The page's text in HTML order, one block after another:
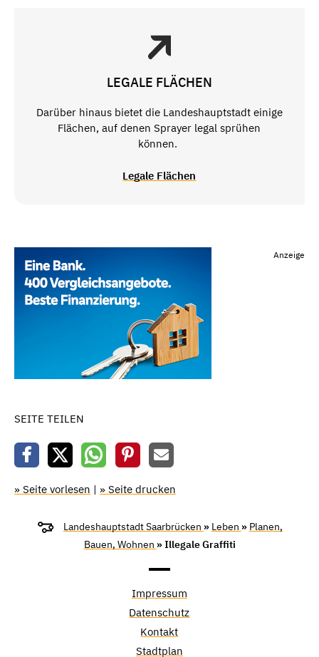
LEGALE FLÄCHEN
Darüber hinaus bietet die Landeshauptstadt einige
Flächen, auf denen Sprayer legal sprühen
können.
Legale Flächen
Anzeige
SEITE TEILEN
» Seite vorlesen | » Seite drucken
Landeshauptstadt Saarbrücken » Leben » Planen,
Bauen, Wohnen » Illegale Graffiti
Impressum
Datenschutz
Kontakt
Stadtplan